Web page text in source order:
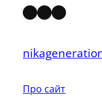
Facebook
YouTube
Про сайт